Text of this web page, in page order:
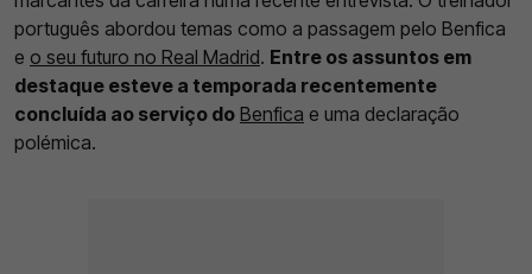
português abordou temas como a passagem pelo Benfica
e o seu futuro no Real Madrid. Entre os assuntos em
destaque esteve a temporada recentemente
concluída ao serviço do Benfica e uma declaração
polémica.